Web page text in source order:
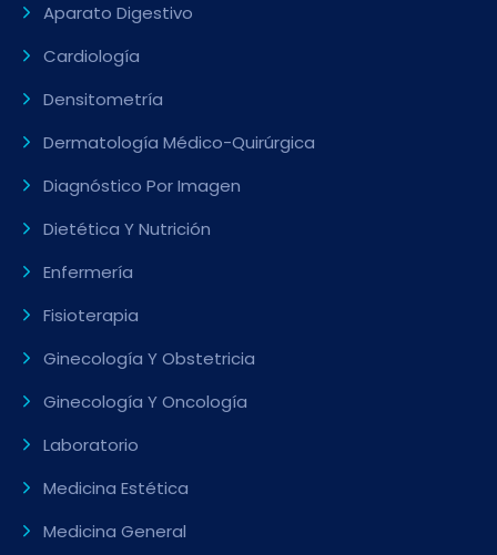
Aparato Digestivo
Cardiología
Densitometría
Dermatología Médico-Quirúrgica
Diagnóstico Por Imagen
Dietética Y Nutrición
Enfermería
Fisioterapia
Ginecología Y Obstetricia
Ginecología Y Oncología
Laboratorio
Medicina Estética
Medicina General